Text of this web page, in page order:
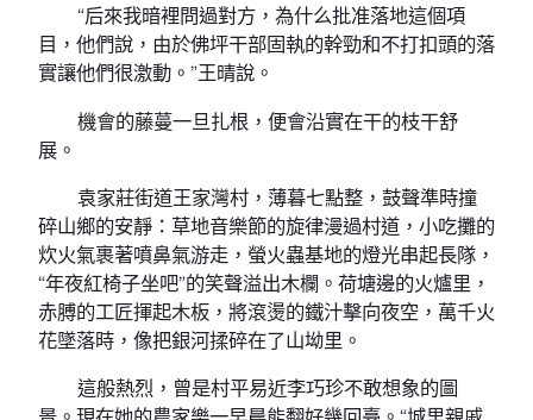
“后來我暗裡問過對方，為什么批准落地這個項
目，他們說，由於佛坪干部固執的幹勁和不打扣頭的落
實讓他們很激動。”王晴說。
機會的藤蔓一旦扎根，便會沿實在干的枝干舒
展。
袁家莊街道王家灣村，薄暮七點整，鼓聲準時撞
碎山鄉的安靜：草地音樂節的旋律漫過村道，小吃攤的
炊火氣裹著噴鼻氣游走，螢火蟲基地的燈光串起長隊，
“年夜紅椅子坐吧”的笑聲溢出木欄。荷塘邊的火爐里，
赤膊的工匠揮起木板，將滾燙的鐵汁擊向夜空，萬千火
花墜落時，像把銀河揉碎在了山坳里。
這般熱烈，曾是村平易近李巧珍不敢想象的圖